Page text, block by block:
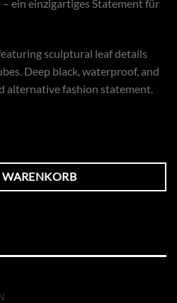
ein einzigartiges Statement für
sculptural leaf details
Deep black, waterproof, and
alternative fashion statement.